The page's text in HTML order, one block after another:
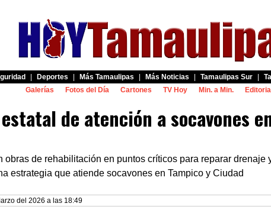
Deportes Más Tamaulipas Más Noticias Tamaulipas Sur
Galerías
Fotos del Día Cartones TV Hoy Min. a Min.
de atención a socavones
obras de rehabilitación en puntos críticos para reparar drenaje
estrategia que atiende socavones en Tampico y Ciudad
del 2026 a las 18:49